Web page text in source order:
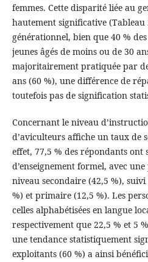
femmes. Cette disparité liée au
hautement significative (Tableau
générationnel, bien que 40 %
jeunes âgés de moins ou de 30
majoritairement pratiquée par
ans (60 %), une différence de
toutefois pas de signification
Concernant le niveau
d’aviculteurs affiche un taux de
effet, 77,5 % des répondants ont
d’enseignement formel, avec
niveau secondaire (42,5 %),
%) et primaire (12,5 %). Les
celles alphabétisées en langue
respectivement que 22,5 % et 5
une tendance statistiquement
exploitants (60 %) a ainsi